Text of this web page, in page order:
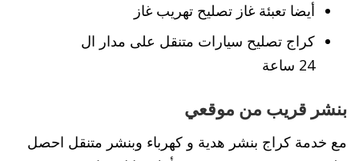
أيضا تعبئة غاز تصليح تهريب غاز
كراج تصليح سيارات متنقل على مدار ال
24 ساعة
بنشر قريب من موقعي
مع خدمة كراج بنشر هدية و كهرباء وبنشر متنقل احصل